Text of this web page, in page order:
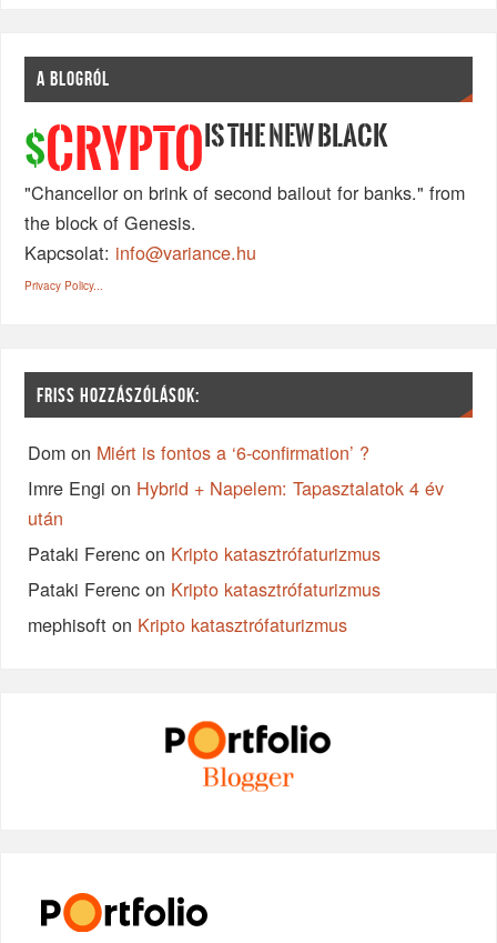
A BLOGRÓL
$CRYPTO IS THE NEW BLACK
"Chancellor on brink of second bailout for banks." from
the block of Genesis.
Kapcsolat: info@variance.hu
Privacy Policy...
FRISS HOZZÁSZÓLÁSOK:
Dom on Miért is fontos a ‘6-confirmation’ ?
Imre Engi on Hybrid + Napelem: Tapasztalatok 4 év
után
Pataki Ferenc on Kripto katasztrófaturizmus
Pataki Ferenc on Kripto katasztrófaturizmus
mephisoft on Kripto katasztrófaturizmus